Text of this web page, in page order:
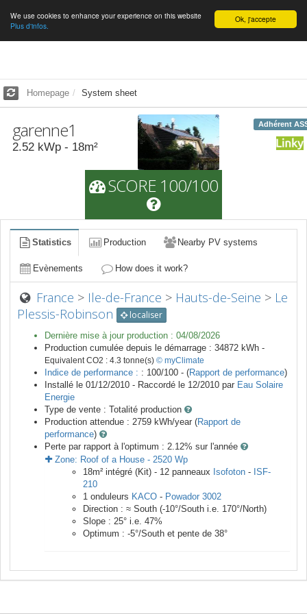
English Ok, j'accepte
We use cookies to enhance your experience on this website
Plus d'infos.
Homepage System sheet
garenne1
2.52 kWp - 18m²
Adhérent
SCORE 100/100
Statistics Production Nearby PV systems
Evènements How does it work?
France > Ile-de-France > Hauts-de-Seine > Le
Plessis-Robinson
localiser
Dernière mise à jour production : 04/08/2026
Production cumulée depuis le démarrage : 34872 kWh -
Equivalent CO2 : 4.3 tonne(s) © myClimate
Indice de performance : : 100/100 - (Rapport de performance)
Installé le 01/12/2010 - Raccordé le 12/2010 par Eau Solaire
Energie
Type de vente : Totalité production
Production attendue : 2759 kWh/year (Rapport de
performance)
Perte par rapport à l'optimum : 2.12% sur l'année
Zone: Roof of a House - 2520 Wp
18m² intégré (Kit) - 12 panneaux Isofoton - ISF-
210
1 onduleurs KACO - Powador 3002
Direction : ≈ South (-10°/South i.e. 170°/North)
Slope : 25° i.e. 47%
Optimum : -5°/South et pente de 38°